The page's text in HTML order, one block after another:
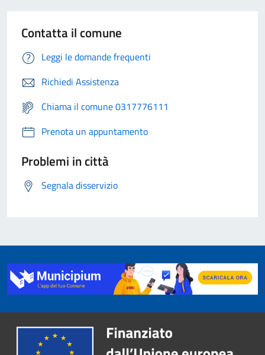
Contatta il comune
Leggi le domande frequenti
Richiedi Assistenza
Chiama il comune 0317776111
Prenota un appuntamento
Problemi in città
Segnala disservizio